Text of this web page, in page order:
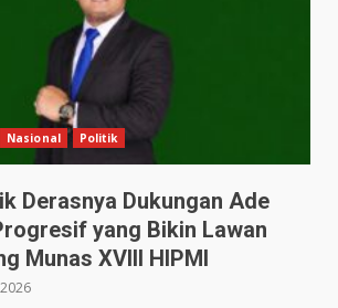
Nasional Politik
Derasnya Dukungan Ade
yang Bikin Lawan
Munas XVIII HIPMI